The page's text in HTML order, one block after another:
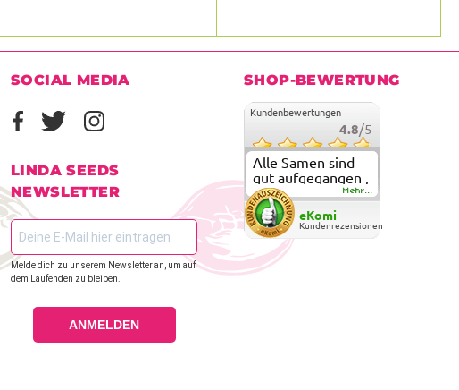
SOCIAL MEDIA
LINDA SEEDS
NEWSLETTER
Melde dich zu unserem Newsletter an, um auf
dem Laufenden zu bleiben.
ANMELDEN
SHOP-BEWERTUNG
Kundenbewertungen
4.8/5
Alle Samen sind
gut aufgegangen ,
meine ersten
grow versuche
sind alle geglückt.
Die Sorten und
Anbieter Vielfalt
überzeugen sehr .
Mehr...
eKomi
Kundenrezensionen